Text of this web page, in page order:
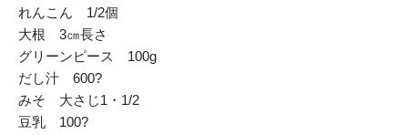
れんこん 1/2個
大根 3㎝長さ
グリーンピース 100g
だし汁 600?
みそ 大さじ1・1/2
豆乳 100?